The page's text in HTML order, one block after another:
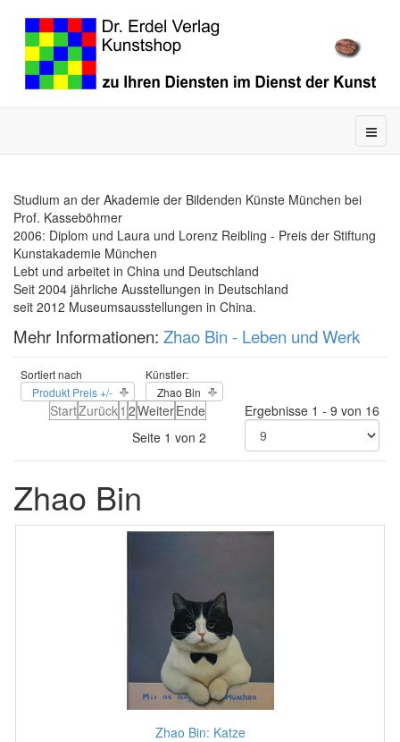
Studium an der Akademie der Bildenden Künste München bei
Prof. Kasseböhmer
2006: Diplom und Laura und Lorenz Reibling - Preis der Stiftung
Kunstakademie München
Lebt und arbeitet in China und Deutschland
Seit 2004 jährliche Ausstellungen in Deutschland
seit 2012 Museumsausstellungen in China.
Mehr Informationen: Zhao Bin - Leben und Werk
Sortiert nach
Produkt Preis +/-
Künstler:
Zhao Bin
StartZurück1 2WeiterEnde
Seite 1 von 2
Ergebnisse 1 - 9 von 16
Zhao Bin
Zhao Bin: Katze